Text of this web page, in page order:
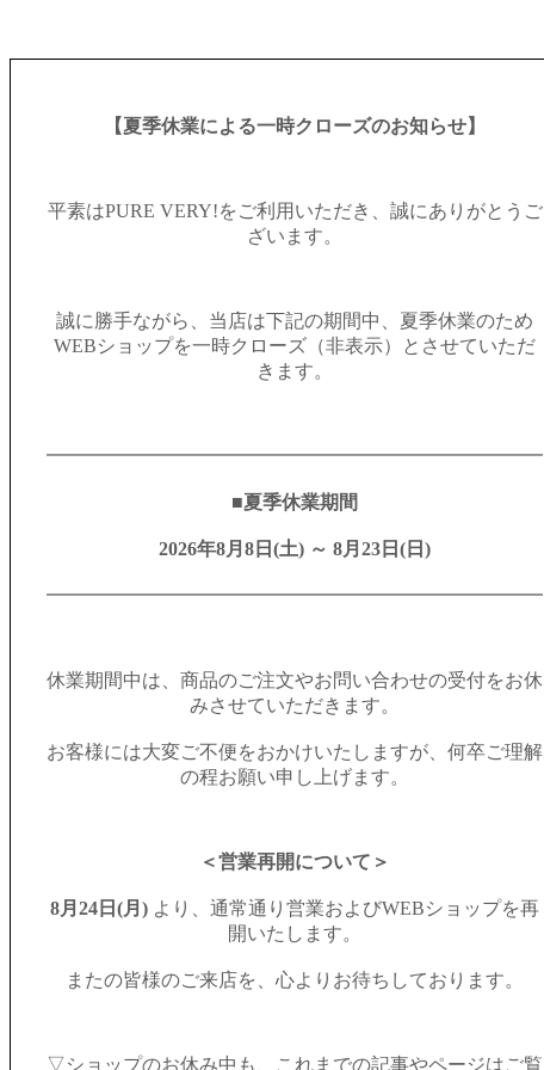
【夏季休業による一時クローズのお知らせ】
平素はPURE VERY!をご利用いただき、誠にありがとうご
ざいます。
誠に勝手ながら、当店は下記の期間中、夏季休業のため
WEBショップを一時クローズ（非表示）とさせていただ
きます。
━━━━━━━━━━━━━━━━━━━━━━━━━━
■夏季休業期間
2026年8月8日(土) ～ 8月23日(日)
━━━━━━━━━━━━━━━━━━━━━━━━━━
休業期間中は、商品のご注文やお問い合わせの受付をお休
みさせていただきます。
お客様には大変ご不便をおかけいたしますが、何卒ご理解
の程お願い申し上げます。
＜営業再開について＞
8月24日(月) より、通常通り営業およびWEBショップを再
開いたします。
またの皆様のご来店を、心よりお待ちしております。
▽ショップのお休み中も、これまでの記事やページはご覧